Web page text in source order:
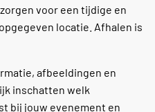
voor een tijdige en
locatie. Afhalen is
afbeeldingen en
inschatten welk
bij jouw evenement en